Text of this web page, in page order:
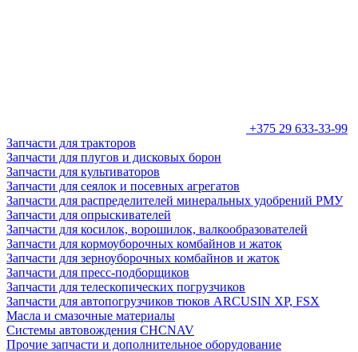
+375 29 633-33-99
Запчасти для тракторов
Запчасти для плугов и дисковых борон
Запчасти для культиваторов
Запчасти для сеялок и посевных агрегатов
Запчасти для распределителей минеральных удобрений РМУ
Запчасти для опрыскивателей
Запчасти для косилок, ворошилок, валкообразователей
Запчасти для кормоуборочных комбайнов и жаток
Запчасти для зерноуборочных комбайнов и жаток
Запчасти для пресс-подборщиков
Запчасти для телескопических погрузчиков
Запчасти для автопогрузчиков тюков ARCUSIN XP, FSX
Масла и смазочные материалы
Системы автовождения CHCNAV
Прочие запчасти и дополнительное оборудование